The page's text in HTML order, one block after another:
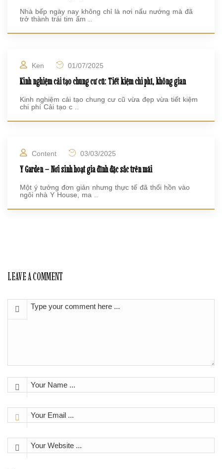
Nhà bếp ngày nay không chỉ là nơi nấu nướng mà đã
trở thành trái tim ấm ..
Ken 01/07/2025
Kinh nghiệm cải tạo chung cư cũ: Tiết kiệm chi phí, không gian
Kinh nghiệm cải tạo chung cư cũ vừa đẹp vừa tiết kiệm
chi phí Cải tạo c ..
Content 03/03/2025
Y Garden – Nơi sinh hoạt gia đình đặc sắc trên mái
Một ý tưởng đơn giản nhưng thực tế đã thổi hồn vào
ngôi nhà Y House, ma ..
LEAVE A COMMENT